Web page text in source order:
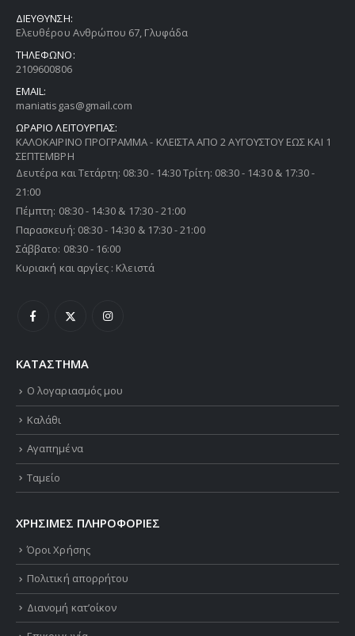
ΔΙΕΥΘΥΝΣΗ:
Ελευθέρου Ανθρώπου 67, Γλυφάδα
ΤΗΛΕΦΩΝΟ:
2109600806
EMAIL:
maniatisgas@gmail.com
ΩΡΑΡΙΟ ΛΕΙΤΟΥΡΓΙΑΣ:
ΚΑΛΟΚΑΙΡΙΝΟ ΠΡΟΓΡΑΜΜΑ - ΚΛΕΙΣΤΑ ΑΠΟ 2 ΑΥΓΟΥΣΤΟΥ ΕΩΣ ΚΑΙ 1
ΣΕΠΤΕΜΒΡΗ
Δευτέρα και Τετάρτη: 08:30 - 14:30 Τρίτη: 08:30 - 14:30 & 17:30 -
21:00
Πέμπτη: 08:30 - 14:30 & 17:30 - 21:00
Παρασκευή: 08:30 - 14:30 & 17:30 - 21:00
Σάββατο: 08:30 - 16:00
Κυριακή και αργίες : Κλειστά
ΚΑΤΑΣΤΗΜΑ
Ο λογαριασμός μου
Καλάθι
Αγαπημένα
Ταμείο
ΧΡΗΣΙΜΕΣ ΠΛΗΡΟΦΟΡΙΕΣ
Όροι Χρήσης
Πολιτική απορρήτου
Διανομή κατ’οίκον